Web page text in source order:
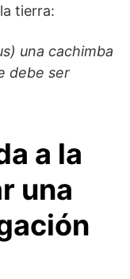
tierra:
una cachimba
debe ser
a la
una